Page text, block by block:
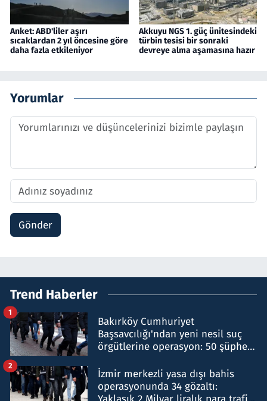
Anket: ABD'liler aşırı
sıcaklardan 2 yıl öncesine göre
daha fazla etkileniyor
Akkuyu NGS 1. güç ünitesindeki
türbin tesisi bir sonraki
devreye alma aşamasına hazır
Yorumlar
Gönder
Trend Haberler
Bakırköy Cumhuriyet
Başsavcılığı'ndan yeni nesil suç
örgütlerine operasyon: 50 şüpheli
1
İzmir merkezli yasa dışı bahis
operasyonunda 34 gözaltı:
2